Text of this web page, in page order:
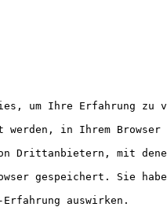
um Ihre Erfahrung
in Ihrem
Drittanbietern, mit
gespeichert. Sie
auswirken.